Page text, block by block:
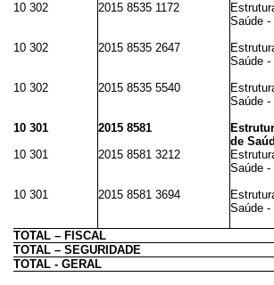
10 302
2015 8535 1172
Saúde -
10 302
2015 8535 2647
Saúde -
10 302
2015 8535 5540
Saúde
10 301
2015 8581
de
10 301
2015 8581 3212
Saúde
10 301
2015 8581 3694
Saúde
TOTAL – FISCAL
TOTAL – SEGURIDADE
TOTAL - GERAL